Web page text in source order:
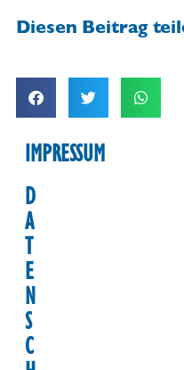
Diesen Beitrag
IMPRESSUM
D
A
T
E
N
S
C